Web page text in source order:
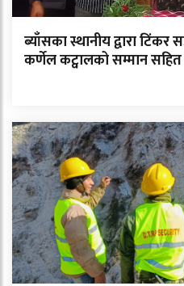
ब्याँसका स्थानीय द्वारा
कर्णेल कट्वालको सम्मान सहित